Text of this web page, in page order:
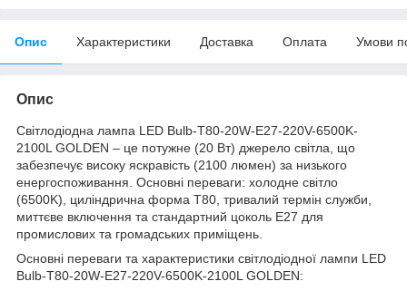
Опис Характеристики Доставка Оплата Умови
Опис
Світлодіодна лампа LED Bulb-T80-20W-E27-220V-6500K-
2100L GOLDEN – це потужне (20 Вт) джерело світла, що
забезпечує високу яскравість (2100 люмен) за низького
енергоспоживання. Основні переваги: ​​холодне світло
(6500K), циліндрична форма T80, тривалий термін служби,
миттєве включення та стандартний цоколь E27 для
промислових та громадських приміщень.
Основні переваги та характеристики світлодіодної лампи LED
Bulb-T80-20W-E27-220V-6500K-2100L GOLDEN: